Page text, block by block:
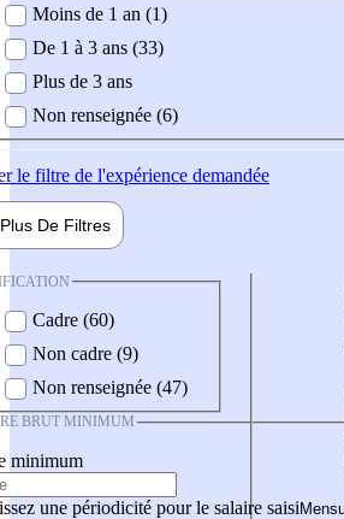
demandée
Moins de 1 an (1)
De 1 à 3 ans (33)
Plus de 3 ans
Non renseignée (6)
le filtre de l'expérience demandée
Plus De Filtres
Cadre (60)
Non cadre (9)
Non renseignée (47)
BRUT MINIMUM
minimum
une périodicité pour le salaire saisi